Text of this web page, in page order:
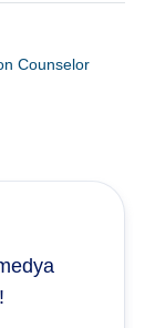
Counselor